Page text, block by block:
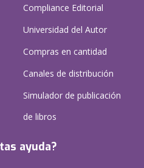
Compliance Editorial
Universidad del Autor
Compras en cantidad
Canales de distribución
Simulador de publicación
de libros
ayuda?